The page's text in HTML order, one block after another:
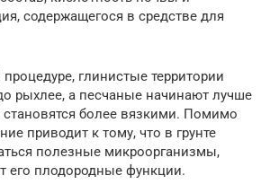
содержащегося в средстве для
глинистые территории
рыхлее, а песчаные начинают лучше
становятся более вязкими. Помимо
приводит к тому, что в грунте
полезные микроорганизмы,
его плодородные функции.